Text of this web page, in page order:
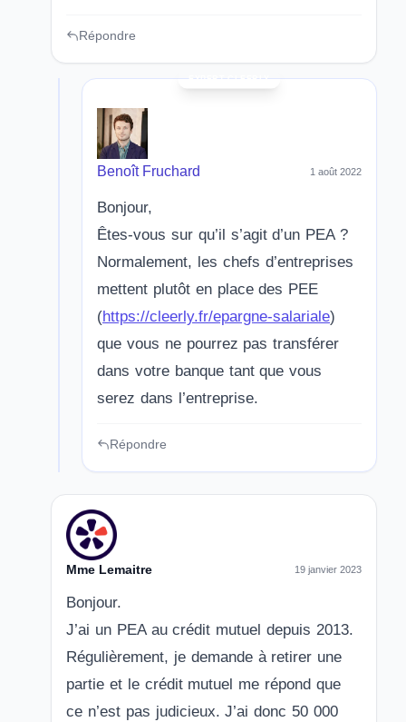
Répondre
Benoît Fruchard 1 août 2022
Bonjour,
Êtes-vous sur qu’il s’agit d’un PEA ?
Normalement, les chefs d’entreprises
mettent plutôt en place des PEE
(https://cleerly.fr/epargne-salariale)
que vous ne pourrez pas transférer
dans votre banque tant que vous
serez dans l’entreprise.
Répondre
Mme Lemaitre 19 janvier 2023
Bonjour.
J’ai un PEA au crédit mutuel depuis 2013.
Régulièrement, je demande à retirer une
partie et le crédit mutuel me répond que
ce n’est pas judicieux. J’ai donc 50 000